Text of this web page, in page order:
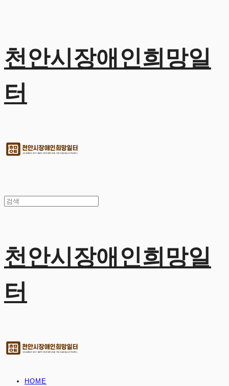
천안시장애인희망일
터
천안시장애인희망일
터
HOME